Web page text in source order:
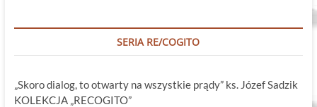
SERIA RE/COGITO
„Skoro dialog, to otwarty na wszystkie prądy” ks. Józef Sadzik
KOLEKCJA „RECOGITO”